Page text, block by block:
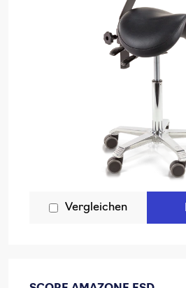
Vergleichen